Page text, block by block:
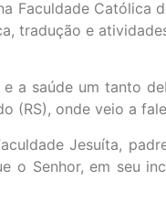
Faculdade Católica
tradução e
a saúde um tanto
(RS), onde veio a
Jesuíta,
o Senhor, em seu